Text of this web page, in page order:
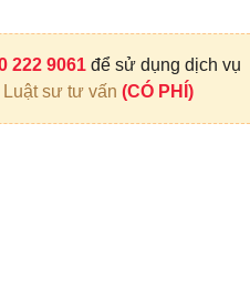
222 9061 để sử dụng dịch vụ
Luật sư tư vấn (CÓ PHÍ)